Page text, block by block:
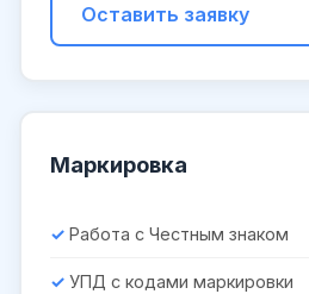
Оставить заявку
Маркировка
Работа с Честным знаком
УПД с кодами маркировки